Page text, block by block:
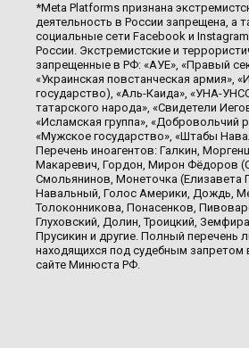
*Meta Platforms признана
деятельность в России запрещена, а
социальные сети Facebook и
России. Экстремистские и
запрещенные в РФ: «АУЕ», «Правый
«Украинская повстанческая армия»,
государство), «Аль-Каида», «УНА-
татарского народа», «Свидетели
«Исламская группа», «Добровольчий
«Мужское государство», «Штабы
Перечень иноагентов: Галкин,
Макаревич, Гордон, Мирон Фёдоров
Смольянинов, Монеточка (Елизавета
Навальный, Голос Америки, Дождь,
Толоконникова, Понасенков,
Глуховский, Долин, Троицкий,
Прусикин и другие. Полный перечень
находящихся под судебным запретом
сайте Минюста РФ.